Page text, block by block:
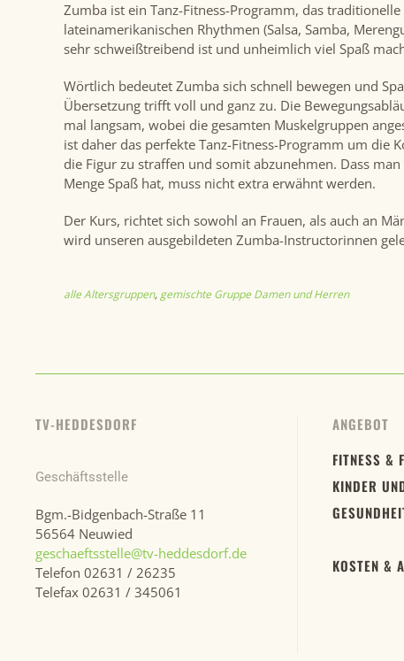
Zumba ist ein Tanz-Fitness-Programm, das
lateinamerikanischen Rhythmen (Salsa, Samba,
sehr schweißtreibend ist und unheimlich viel Spaß
Wörtlich bedeutet Zumba sich schnell bewegen und
Übersetzung trifft voll und ganz zu. Die
mal langsam, wobei die gesamten Muskelgruppen
ist daher das perfekte Tanz-Fitness-Programm um die
die Figur zu straffen und somit abzunehmen. Dass
Menge Spaß hat, muss nicht extra erwähnt werden.
Der Kurs, richtet sich sowohl an Frauen, als auch an
wird unseren ausgebildeten Zumba-Instructorinnen
alle Altersgruppen, gemischte Gruppe Damen und Herren
TV-HEDDESDORF
Geschäftsstelle
Bgm.-Bidgenbach-Straße 11
56564 Neuwied
geschaeftsstelle@tv-heddesdorf.de
Telefon 02631 / 26235
Telefax 02631 / 345061
ANGEBOT
FITNESS &
KINDER
KOSTEN &